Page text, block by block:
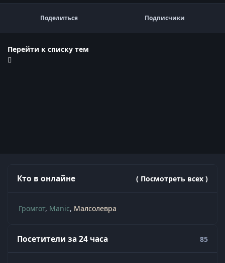
Поделиться Подписчики
Перейти к списку тем
Кто в онлайне ( Посмотреть всех )
Громгот Manic Малсолевра
Посетители за 24 часа 85